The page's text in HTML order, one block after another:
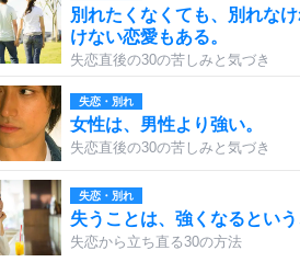
別れたくなくても、別れな
けない恋愛もある。
失恋直後の30の苦しみと気づき
失恋・別れ
女性は、男性より強い。
失恋直後の30の苦しみと気づき
失恋・別れ
失うことは、強くなるという
失恋から立ち直る30の方法